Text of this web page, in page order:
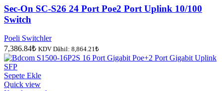
Sec-On SC-S26 24 Port Poe2 Port Uplink 10/100
Switch
Poeli Switchler
7,386.84₺ KDV Dâhil: 8,864.21₺
Sepete Ekle
Quick view